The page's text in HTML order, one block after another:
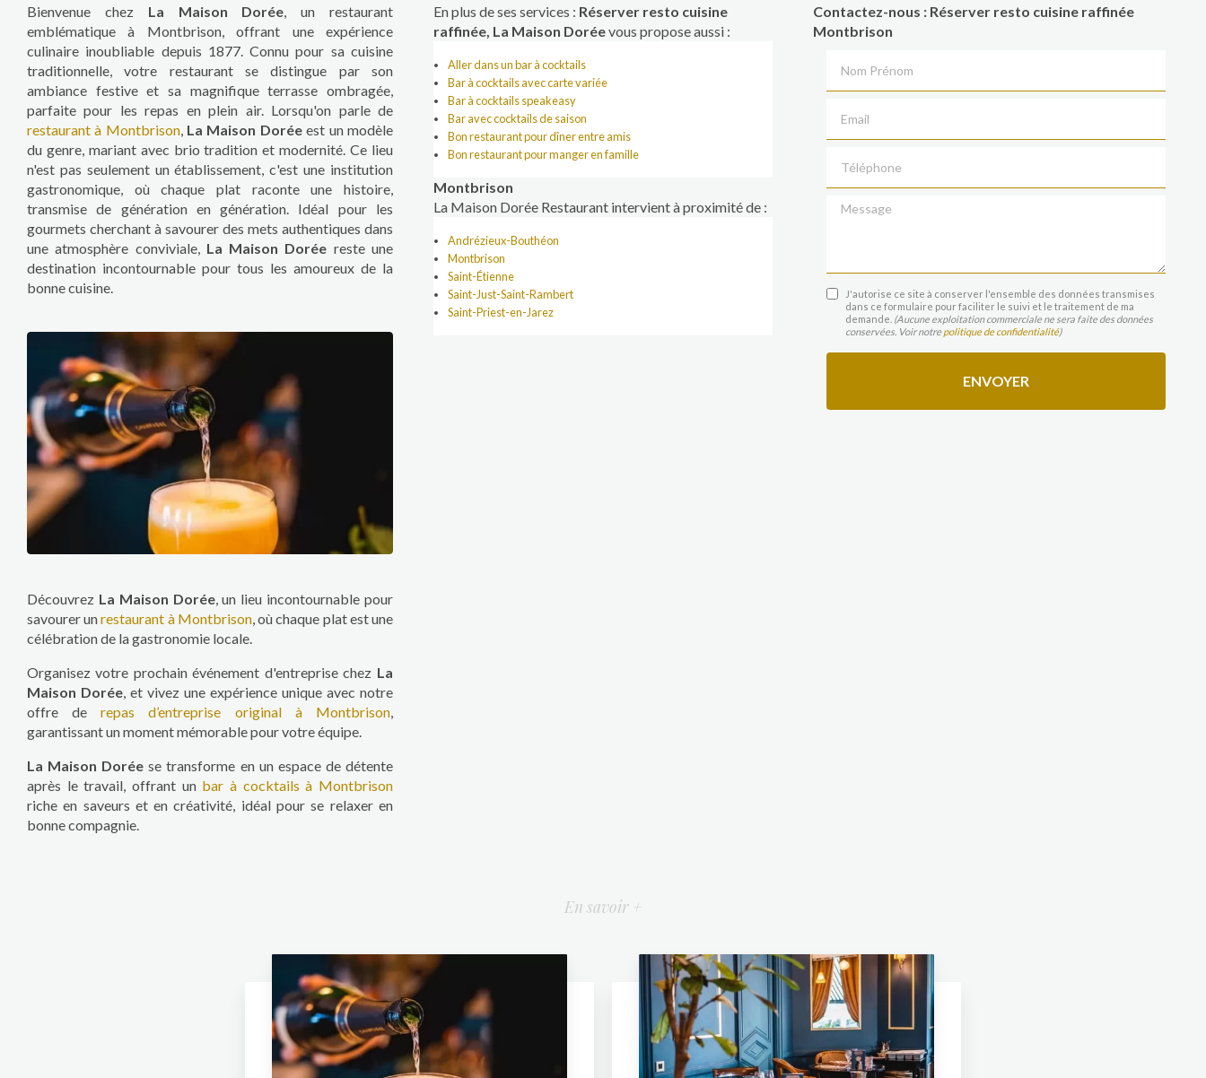
Bienvenue chez La Maison Dorée, un restaurant
emblématique à Montbrison, offrant une expérience
culinaire inoubliable depuis 1877. Connu pour sa cuisine
traditionnelle, votre restaurant se distingue par son
ambiance festive et sa magnifique terrasse ombragée,
parfaite pour les repas en plein air. Lorsqu'on parle de
restaurant à Montbrison, La Maison Doréeest un modèle
du genre, mariant avec brio tradition et modernité. Ce lieu
n'est pas seulement un établissement, c'est une institution
gastronomique, où chaque plat raconte une histoire,
transmise de génération en génération. Idéal pour les
gourmets cherchant à savourer des mets authentiques dans
une atmosphère conviviale, La Maison Dorée reste une
destination incontournable pour tous les amoureux de la
bonne cuisine.
Découvrez La Maison Dorée, un lieu incontournable pour
savourer unrestaurant à Montbrison, où chaque plat est une
célébration de la gastronomie locale.
Organisez votre prochain événement d'entreprise chez La
Maison Dorée , et vivez une expérience unique avec notre
offre derepas d’entreprise original à Montbrison,
garantissant un moment mémorable pour votre équipe.
La Maison Dorée se transforme en un espace de détente
après le travail, offrant un bar à cocktails à Montbrison
riche en saveurs et en créativité, idéal pour se relaxer en
bonne compagnie.
En plus de ses services : Réserver resto cuisine
raffinée, La Maison Doréevous propose aussi :
Aller dans un bar à cocktails
Bar à cocktails avec carte variée
Bar à cocktails speakeasy
Bar avec cocktails de saison
Bon restaurant pour dîner entre amis
Bon restaurant pour manger en famille
Montbrison
La Maison Dorée Restaurant intervient à proximité de :
Andrézieux-Bouthéon
Montbrison
Saint-Étienne
Saint-Just-Saint-Rambert
Saint-Priest-en-Jarez
Contactez-nous : Réserver resto cuisine raffinée
Montbrison
Message
J'autorise ce site à conserver l'ensemble des données transmises
dans ce formulaire pour faciliter le suivi et le traitement de ma
demande. (Aucune exploitation commerciale ne sera faite des données
conservées. Voir notre politique de confidentialité)
En savoir +